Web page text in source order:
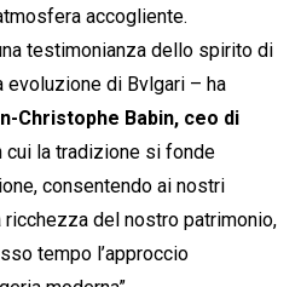
accogliente.
testimonianza dello spirito di
evoluzione di Bvlgari – ha
Christophe Babin, ceo di
cui la tradizione si fonde
consentendo ai nostri
del nostro patrimonio,
tempo l’approccio